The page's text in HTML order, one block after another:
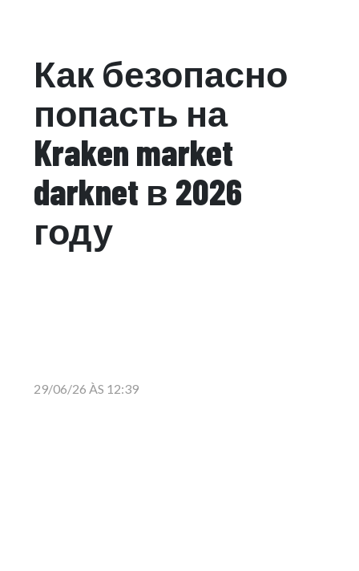
Как безопасно
попасть на
Kraken market
darknet в 2026
году
29/06/26 ÀS 12:39